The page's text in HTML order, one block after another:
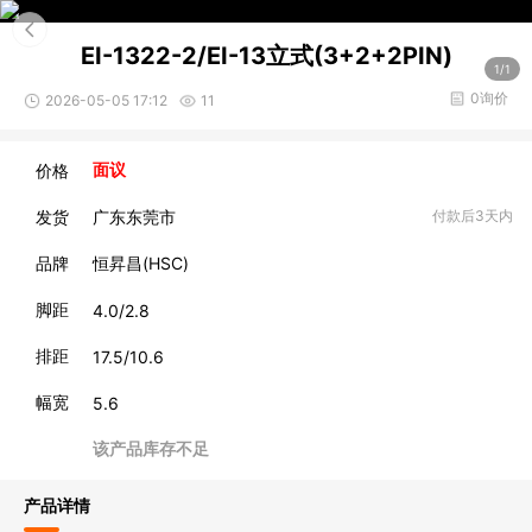
1/1
EI-1322-2/EI-13立式(3+2+2PIN)
2026-05-05 17:12 11 0询价
价格 面议
发货 广东东莞市 付款后3天内
品牌 恒昇昌(HSC)
脚距 4.0/2.8
排距 17.5/10.6
幅宽 5.6
该产品库存不足
产品详情